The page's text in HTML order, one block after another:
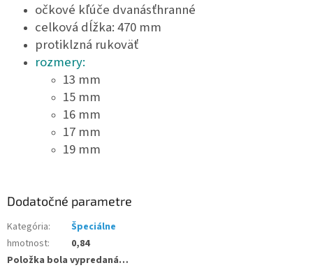
očkové kľúče dvanásťhranné
celková dĺžka: 470 mm
protiklzná rukoväť
rozmery:
13 mm
15 mm
16 mm
17 mm
19 mm
Dodatočné parametre
Kategória:
Špeciálne
hmotnost:
0,84
Položka bola vypredaná…